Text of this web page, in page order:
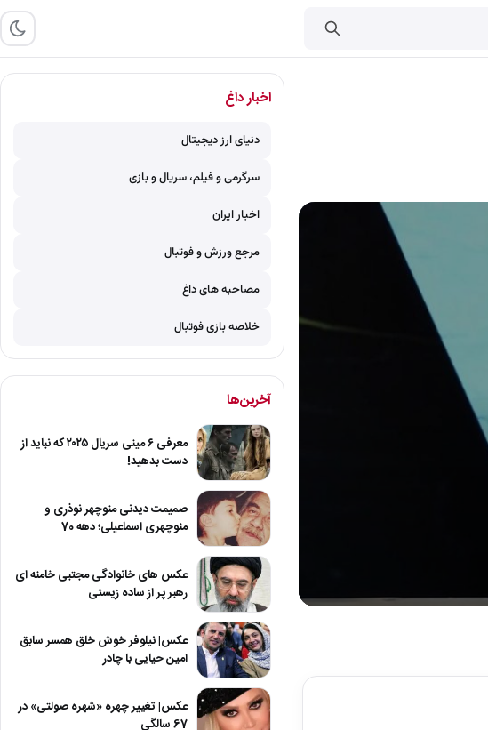
55
اخبار داغ
دنیای ارز دیجیتال
سرگرمی و فیلم، سریال و بازی
اخبار ایران
مرجع ورزش و فوتبال
مصاحبه های داغ
خلاصه بازی فوتبال
آخرین‌ها
معرفی ۶ مینی سریال ۲۰۲۵ که نباید از
دست بدهید!
صمیمت دیدنی منوچهر نوذری و
منوچهری اسماعیلی؛ دهه 70
عکس های خانوادگی مجتبی خامنه ای
رهبر پر از ساده زیستی
عکس| نیلوفر خوش خلق همسر سابق
امین حیایی با چادر
عکس| تغییر چهره «شهره صولتی» در
67 سالگی